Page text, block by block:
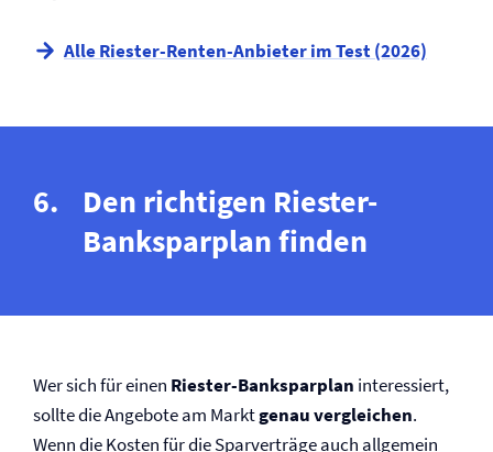
Alle Riester-Renten-Anbieter im Test (2026)
Den richtigen Riester-
Banksparplan finden
Wer sich für einen Riester-Banksparplan interessiert,
sollte die Angebote am Marktgenau vergleichen.
Wenn die Kosten für die Sparverträge auch allgemein